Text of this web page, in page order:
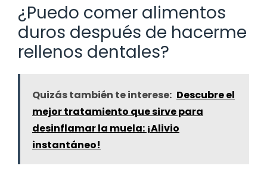
¿Puedo comer alimentos
duros después de hacerme
rellenos dentales?
Quizás también te interese: Descubre el
mejor tratamiento que sirve para
desinflamar la muela: ¡Alivio
instantáneo!